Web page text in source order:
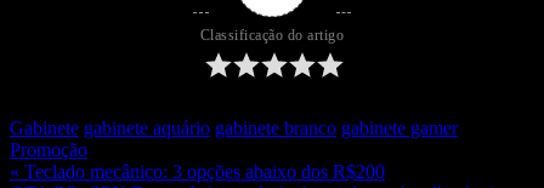
Classificação do artigo
Gabinete gabinete aquário gabinete branco gabinete gamer
Promoção
« Teclado mecânico: 3 opções abaixo dos R$200